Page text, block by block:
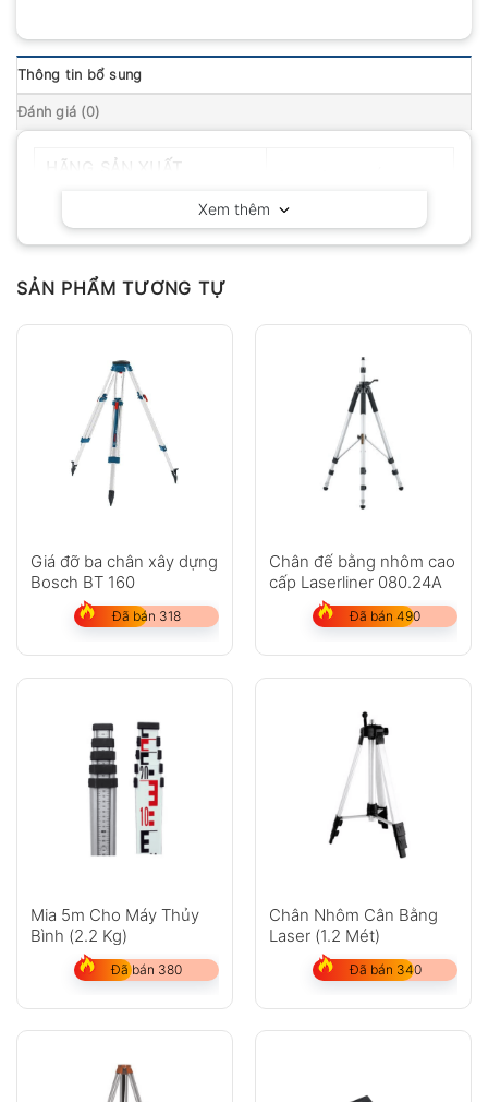
Thông tin bổ sung
Đánh giá (0)
Xem thêm
SẢN PHẨM TƯƠNG TỰ
Giá đỡ ba chân xây dựng
Bosch BT 160
Đã bán 318
Chân đế bằng nhôm cao
cấp Laserliner 080.24A
Đã bán 490
Mia 5m Cho Máy Thủy
Bình (2.2 Kg)
Đã bán 380
Chân Nhôm Cân Bằng
Laser (1.2 Mét)
Đã bán 340